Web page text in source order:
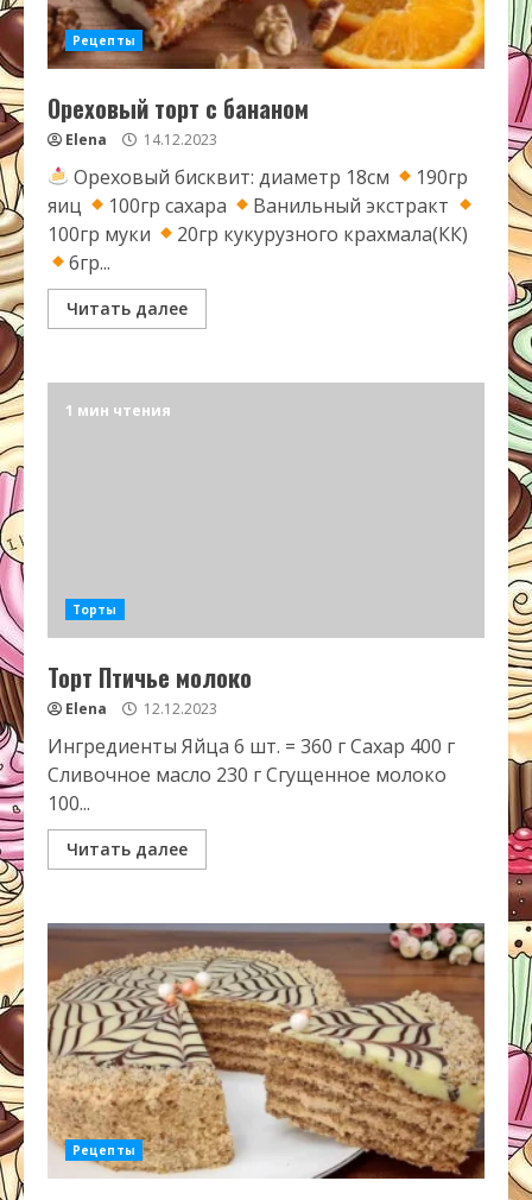
Рецепты
Ореховый торт с бананом
Elena 14.12.2023
Ореховый бисквит: диаметр 18см
190гр
яиц
100гр сахара
Ванильный экстракт
100гр муки
20гр кукурузного крахмала(КК)
6гр...
Читать далее
1 мин чтения
Торты
Торт Птичье молоко
Elena 12.12.2023
Ингредиенты Яйца 6 шт. = 360 г Сахар 400 г
Сливочное масло 230 г Сгущенное молоко
100...
Читать далее
Рецепты